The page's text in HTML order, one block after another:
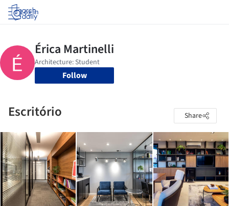
Log in
Follow
Escritório Share